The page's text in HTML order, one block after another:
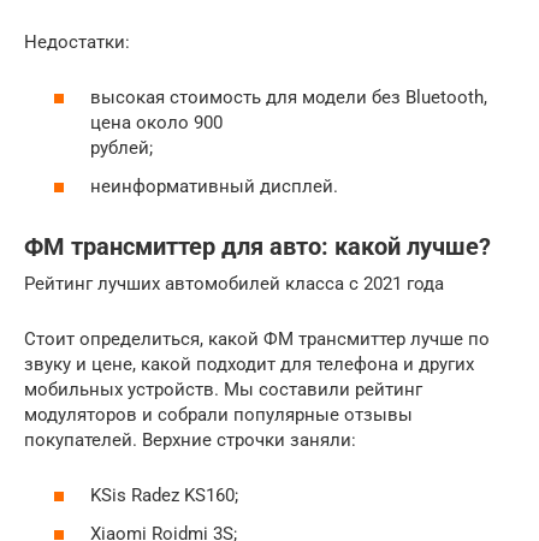
Недостатки:
высокая стоимость для модели без Bluetooth,
цена около 900
рублей;
неинформативный дисплей.
ФМ трансмиттер для авто: какой лучше?
Рейтинг лучших автомобилей класса c 2021 года
Стоит определиться, какой ФМ трансмиттер лучше по
звуку и цене, какой подходит для телефона и других
мобильных устройств. Мы составили рейтинг
модуляторов и собрали популярные отзывы
покупателей. Верхние строчки заняли:
KSis Radez KS160;
Xiaomi Roidmi 3S;